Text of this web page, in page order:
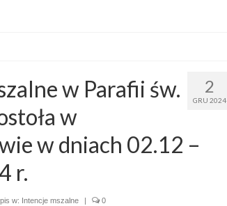
2
GRU 2024
w Parafii św.
w
w dniach 02.12 –
r.
w: Intencje mszalne | 0